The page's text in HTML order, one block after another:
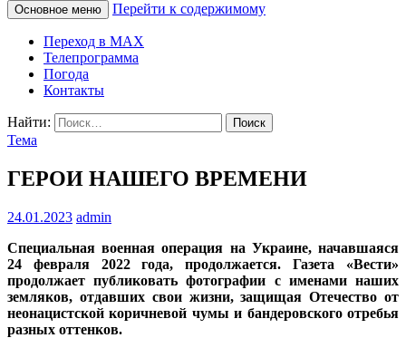
КАМЧАТСКОЕ
ИНФОРМАЦИОННОЕ
АГЕНТСТВО (КИА
«ВЕСТИ»)
Основное меню Перейти к содержимому
Переход в MAX
Телепрограмма
Погода
Контакты
Найти:
Тема
ГЕРОИ НАШЕГО ВРЕМЕНИ
24.01.2023 admin
Специальная военная операция на Украине, начавшаяся
24 февраля 2022 года, продолжается. Газета «Вести»
продолжает публиковать фотографии с именами наших
земляков, отдавших свои жизни, защищая Отечество от
неонацистской коричневой чумы и бандеровского отребья
разных оттенков.